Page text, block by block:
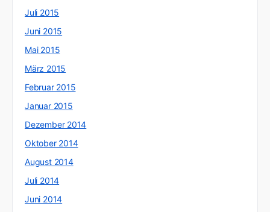
Juli 2015
Juni 2015
Mai 2015
März 2015
Februar 2015
Januar 2015
Dezember 2014
Oktober 2014
August 2014
Juli 2014
Juni 2014